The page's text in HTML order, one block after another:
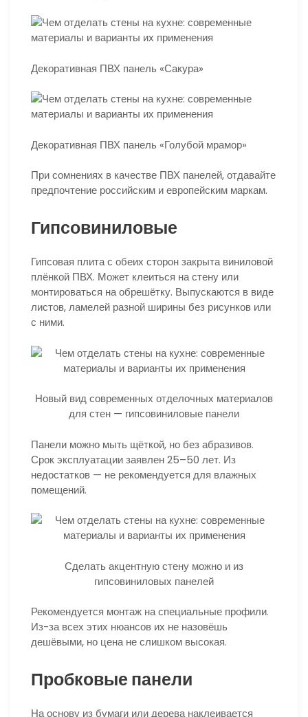
Декоративная ПВХ панель «Сакура»
Декоративная ПВХ панель «Голубой мрамор»
При сомнениях в качестве ПВХ панелей, отдавайте
предпочтение российским и европейским маркам.
Гипсовиниловые
Гипсовая плита с обеих сторон закрыта виниловой
плёнкой ПВХ. Может клеиться на стену или
монтироваться на обрешётку. Выпускаются в виде
листов, ламелей разной ширины без рисунков или
с ними.
Новый вид современных отделочных материалов
для стен — гипсовиниловые панели
Панели можно мыть щёткой, но без абразивов.
Срок эксплуатации заявлен 25–50 лет. Из
недостатков — не рекомендуется для влажных
помещений.
Сделать акцентную стену можно и из
гипсовиниловых панелей
Рекомендуется монтаж на специальные профили.
Из-за всех этих нюансов их не назовёшь
дешёвыми, но цена не слишком высокая.
Пробковые панели
На основу из бумаги или дерева наклеивается